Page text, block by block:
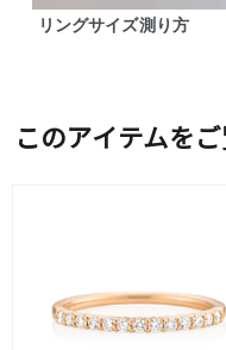
リングサイズ測り方
このアイテムを